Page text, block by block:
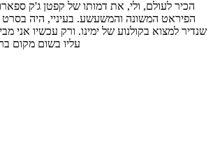
הפיראט המשונה והמשעשע. בעיניי, היה
שנדיר למצוא בקולנוע של ימינו. ורק עכשיו אני
עליו בשום מקום